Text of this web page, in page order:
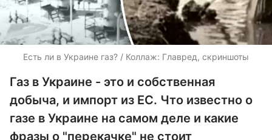
Есть ли в Украине газ? / Коллаж: Главред, скриншоты
Газ в Украине - это и собственная
добыча, и импорт из ЕС. Что известно о
газе в Украине на самом деле и какие
фразы о "перекачке" не стоит